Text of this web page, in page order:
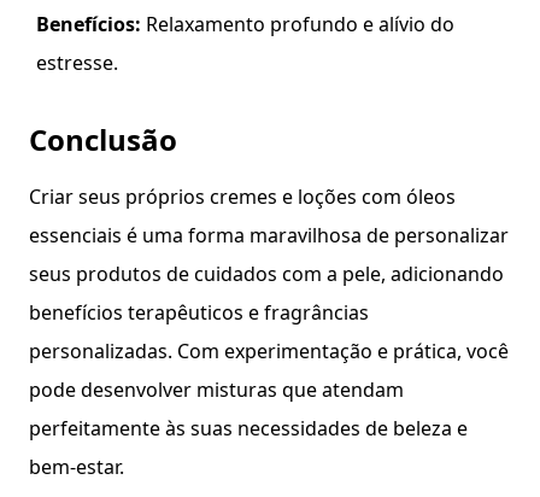
Benefícios: Relaxamento profundo e alívio do
estresse.
Conclusão
Criar seus próprios cremes e loções com óleos
essenciais é uma forma maravilhosa de personalizar
seus produtos de cuidados com a pele, adicionando
benefícios terapêuticos e fragrâncias
personalizadas. Com experimentação e prática, você
pode desenvolver misturas que atendam
perfeitamente às suas necessidades de beleza e
bem-estar.